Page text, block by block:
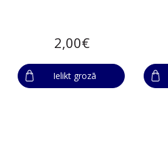
2,00€
Ielikt grozā